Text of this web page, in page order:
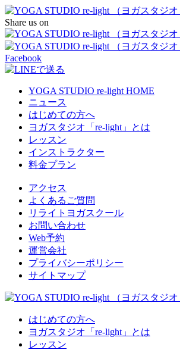
Share us on
YOGA STUDIO re-light HOME
ニュース
はじめての方へ
ヨガスタジオ「re-light」とは
レッスン
インストラクター
料金プラン
アクセス
よくあるご質問
リライトヨガスクール
お問い合わせ
Web予約
運営会社
プライバシーポリシー
サイトマップ
はじめての方へ
ヨガスタジオ「re-light」とは
レッスン